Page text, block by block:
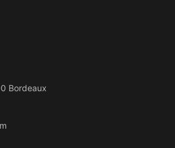
Bordeaux